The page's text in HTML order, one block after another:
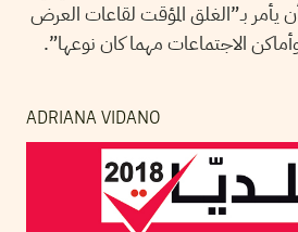
يأمر بـ”الغلق المؤقت لقاعات العرض
الاجتماعات مهما كان نوعها”.
ADRIANA VIDANO